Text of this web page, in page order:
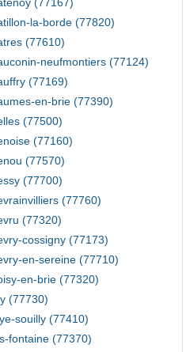
(77167)
la-borde (77820)
(77610)
neufmontiers (77124)
(77169)
en-brie (77390)
(77500)
(77160)
(77570)
(77700)
(77760)
(77320)
cossigny (77173)
en-sereine (77710)
en-brie (77320)
(77730)
souilly (77410)
fontaine (77370)